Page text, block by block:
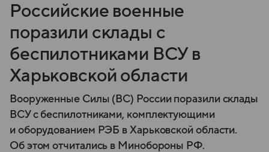
Российские военные
поразили склады с
беспилотниками ВСУ в
Харьковской области
Вооруженные Силы (ВС) России поразили склады
ВСУ с беспилотниками, комплектующими
и оборудованием РЭБ в Харьковской области.
Об этом отчитались в Минобороны РФ.